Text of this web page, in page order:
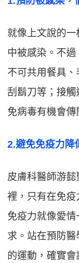
就像上文說的
中被感染。不過
不可共用餐具、
刮鬍刀等；接
免病毒有機會傳
2.避免免疫力降
皮膚科醫師游
裡，只有在免
免疫力就像愛
求。站在預防
的運動，確實